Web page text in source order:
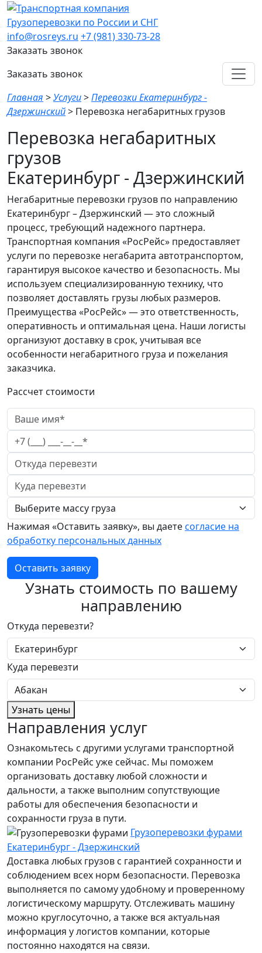
Грузоперевозки по России и СНГ
info@rosreys.ru +7 (981) 330-73-28
Заказать звонок
Заказать звонок
Главная >Услуги>Перевозки Екатеринбург -
Дзержинский> Перевозка негабаритных грузов
Перевозка негабаритных
грузов
Екатеринбург - Дзержинский
Негабаритные перевозки грузов по направлению
Екатеринбург – Дзержинский — это сложный
процесс, требующий надежного партнера.
Транспортная компания «РосРейс» предоставляет
услуги по перевозке негабарита автотранспортом,
гарантируя высокое качество и безопасность. Мы
используем специализированную технику, что
позволяет доставлять грузы любых размеров.
Преимущества «РосРейс» — это ответственность,
оперативность и оптимальная цена. Наши логисты
организуют доставку в срок, учитывая все
особенности негабаритного груза и пожелания
заказчика.
Рассчет стоимости
Нажимая «Оставить заявку», вы даетесогласие на
обработку персональных данных
Оставить заявку
Узнать стоимость по вашему
направлению
Откуда перевезти?
Куда перевезти
Узнать цены
Направления услуг
Ознакомьтесь с другими услугами транспортной
компании РосРейс уже сейчас. Мы поможем
организовать доставку любой сложности и
дальности, а также выполним сопутствующие
работы для обеспечения безопасности и
сохранности груза в пути.
Грузоперевозки фурами
Екатеринбург - Дзержинский
Доставка любых грузов с гарантией сохранности и
соблюдением всех норм безопасности. Перевозка
выполняется по самому удобному и проверенному
логистическому маршруту. Отслеживать машину
можно круглосуточно, а также вся актуальная
информация у логистов компании, которые
постоянно находятся на связи.